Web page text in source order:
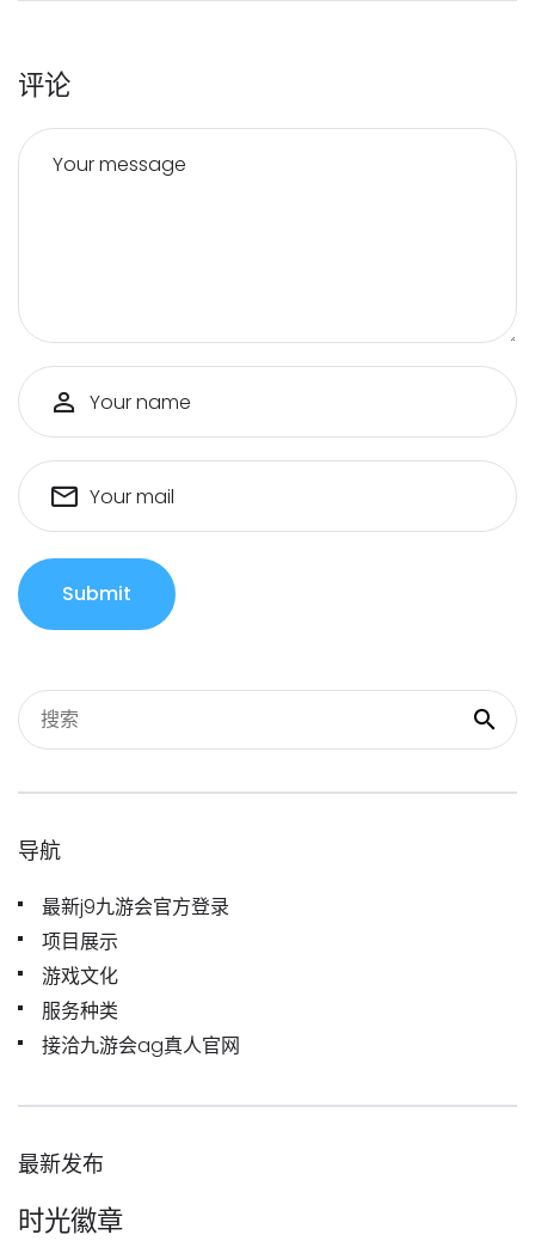
评论
Your message
Your name
Your mail
Submit
导航
最新j9九游会官方登录
项目展示
游戏文化
服务种类
接洽九游会ag真人官网
最新发布
时光徽章